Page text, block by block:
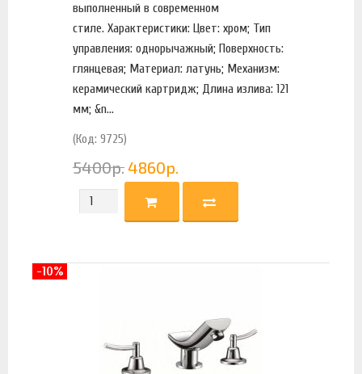
выполненный в современном
стиле. Характеристики: Цвет: хром; Тип
управления: однорычажный; Поверхность:
глянцевая; Материал: латунь; Механизм:
керамический картридж; Длина излива: 121
мм; &n...
(Код: 9725)
5400р.4860р.
-10%